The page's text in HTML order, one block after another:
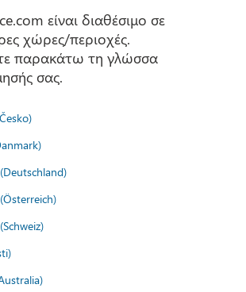
είναι διαθέσιμο σε
χώρες/περιοχές.
παρακάτω τη γλώσσα
σας.